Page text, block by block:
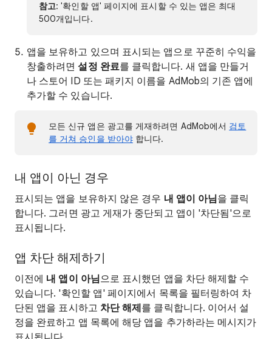
참고: '확인할 앱' 페이지에 표시할 수 있는 앱은 최대
500개입니다.
앱을 보유하고 있으며 표시되는 앱으로 꾸준히 수익을
창출하려면설정 완료를 클릭합니다. 새 앱을 만들거
나 스토어 ID 또는 패키지 이름을 AdMob의 기존 앱에
추가할 수 있습니다.
모든 신규 앱은 광고를 게재하려면 AdMob에서 검토
를 거쳐 승인을 받아야합니다.
내 앱이 아닌 경우
표시되는 앱을 보유하지 않은 경우 내 앱이 아님을 클릭
합니다. 그러면 광고 게재가 중단되고 앱이 '차단됨'으로
표시됩니다.
앱 차단 해제하기
이전에 내 앱이 아님으로 표시했던 앱을 차단 해제할 수
있습니다. '확인할 앱' 페이지에서 목록을 필터링하여 차
단된 앱을 표시하고 차단 해제 를 클릭합니다. 이어서 설
정을 완료하고 앱 목록에 해당 앱을 추가하라는 메시지가